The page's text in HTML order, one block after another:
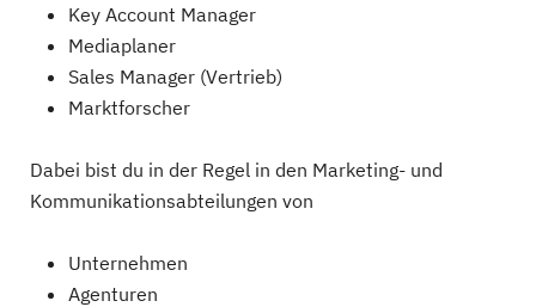
Key Account Manager
Mediaplaner
Sales Manager (Vertrieb)
Marktforscher
Dabei bist du in der Regel in den Marketing- und
Kommunikationsabteilungen von
Unternehmen
Agenturen